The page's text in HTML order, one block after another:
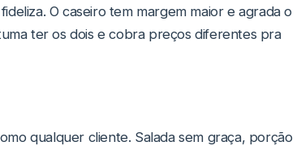
O caseiro tem margem maior e agrada o
ter os dois e cobra preços diferentes pra
qualquer cliente. Salada sem graça, porção